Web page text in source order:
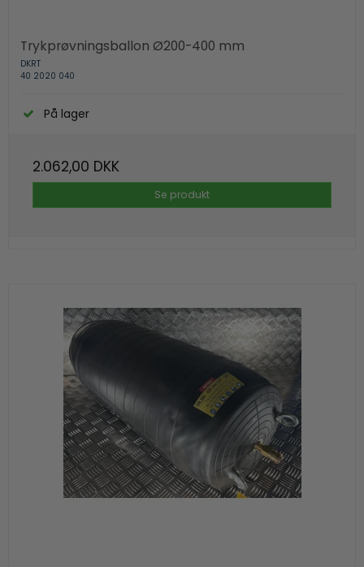
Trykprøvningsballon Ø200-400 mm
DKRT
40 2020 040
På lager
2.062,00 DKK
Se produkt